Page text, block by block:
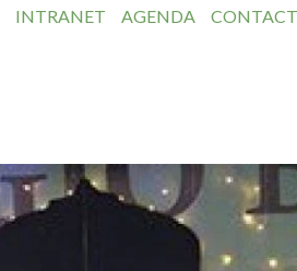
INTRANET AGENDA